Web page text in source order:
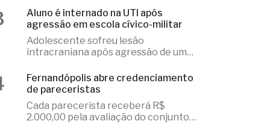
Aluno é internado na UTI após
agressão em escola cívico-militar
Adolescente sofreu lesão
intracraniana após agressão de um
Fernandópolis abre credenciamento
de pareceristas
Cada parecerista receberá R$
2.000,00 pela avaliação do conjunto